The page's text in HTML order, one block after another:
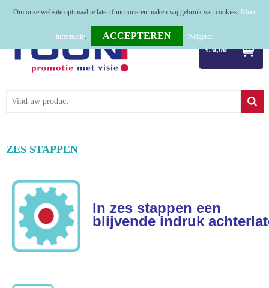
€ 0,00
Relatiegeschenken
Werkkleding
Kerstpakketten
Tastingpakketten
TOP 50
ZES STAPPEN
In zes stappen een
blijvende indruk
Om onze website optimaal te laten functioneren maken wij gebruik van cookies. Meer
informatie. Weigeren